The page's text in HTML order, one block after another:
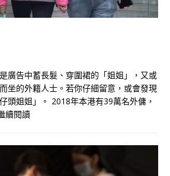
廣告中蓄長髮、穿圍裙的「姐姐」，又或
坐的外籍人士。若你仔細留意，或會發現
頭姐姐」。 2018年本港有39萬名外傭，
續閱讀